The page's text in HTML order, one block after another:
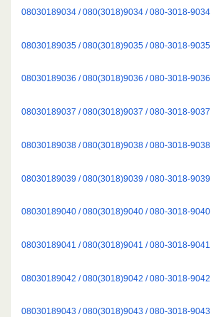
08030189034 / 080(3018)9034 / 080-3018-9034
08030189035 / 080(3018)9035 / 080-3018-9035
08030189036 / 080(3018)9036 / 080-3018-9036
08030189037 / 080(3018)9037 / 080-3018-9037
08030189038 / 080(3018)9038 / 080-3018-9038
08030189039 / 080(3018)9039 / 080-3018-9039
08030189040 / 080(3018)9040 / 080-3018-9040
08030189041 / 080(3018)9041 / 080-3018-9041
08030189042 / 080(3018)9042 / 080-3018-9042
08030189043 / 080(3018)9043 / 080-3018-9043